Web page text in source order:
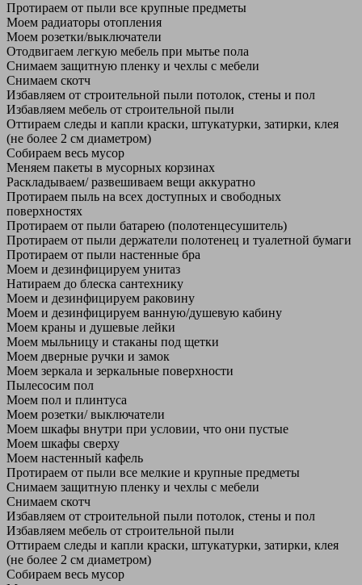
Протираем от пыли все крупные предметы
Моем радиаторы отопления
Моем розетки/выключатели
Отодвигаем легкую мебель при мытье пола
Снимаем защитную пленку и чехлы с мебели
Снимаем скотч
Избавляем от строительной пыли потолок, стены и пол
Избавляем мебель от строительной пыли
Оттираем следы и капли краски, штукатурки, затирки, клея
(не более 2 см диаметром)
Собираем весь мусор
Меняем пакеты в мусорных корзинах
Раскладываем/ развешиваем вещи аккуратно
Протираем пыль на всех доступных и свободных
поверхностях
Протираем от пыли батарею (полотенцесушитель)
Протираем от пыли держатели полотенец и туалетной бумаги
Протираем от пыли настенные бра
Моем и дезинфицируем унитаз
Натираем до блеска сантехнику
Моем и дезинфицируем раковину
Моем и дезинфицируем ванную/душевую кабину
Моем краны и душевые лейки
Моем мыльницу и стаканы под щетки
Моем дверные ручки и замок
Моем зеркала и зеркальные поверхности
Пылесосим пол
Моем пол и плинтуса
Моем розетки/ выключатели
Моем шкафы внутри при условии, что они пустые
Моем шкафы сверху
Моем настенный кафель
Протираем от пыли все мелкие и крупные предметы
Снимаем защитную пленку и чехлы с мебели
Снимаем скотч
Избавляем от строительной пыли потолок, стены и пол
Избавляем мебель от строительной пыли
Оттираем следы и капли краски, штукатурки, затирки, клея
(не более 2 см диаметром)
Собираем весь мусор